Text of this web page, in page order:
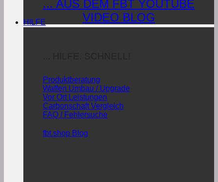
... AUS DEM FBT YOUTUBE
VIDEO BLOG
HILFE
Produktberatung
Waffen Umbau / Upgrade
Vor Ort Leistungen
Carbonschaft Vergleich
FAQ / Fehlersuche
fbt.shop Blog